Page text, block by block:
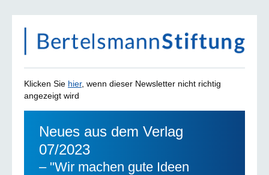
Klicken Sie hier, wenn dieser Newsletter nicht richtig
angezeigt wird
Neues aus dem Verlag
07/2023
– "Wir machen gute Ideen